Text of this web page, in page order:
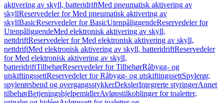
aktivering av skyll, batteridriftMed pneumatisk aktivering av
skyllReservedeler for Med pneumatisk aktivering av
skyllBasicReservedeler for BasicUtenpåliggendeReservedeler for
UtenpåliggendeMed elektronisk aktivering av skyll,
nettdriftReservedeler for Med elektronisk aktivering av skyll,
nettdriftMed elektronisk aktivering av skyll, batteridriftReservedeler
for Med elektronisk aktivering av skyll,
batteridriftTilbehørReservedeler for TilbehørRåbygg- og
utskiftingssettReservedeler for Råbygg- og utskiftingssettSpylerør,
spylerørsbend og overgangsstykkerDekslerIntegrerte styringerAnnet
tilbehørBetjeningshjelpemidlerAvløpstilkoblinger for toaletter,